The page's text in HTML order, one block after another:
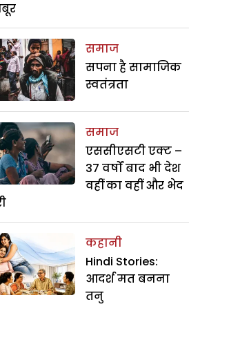
समाज
सपना है सामाजिक
स्वतंत्रता
समाज
एससीएसटी एक्ट –
37 वर्षों बाद भी देश
वहीं का वहीं और भेद
कहानी
Hindi Stories:
आदर्श मत बनना
तनु